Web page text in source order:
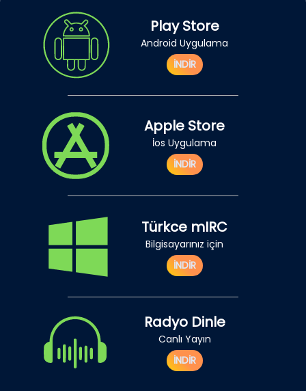
Play Store
Android Uygulama
İNDİR
Apple Store
İos Uygulama
İNDİR
Türkce mIRC
Bilgisayarınız için
İNDİR
Radyo Dinle
Canlı Yayın
İNDİR